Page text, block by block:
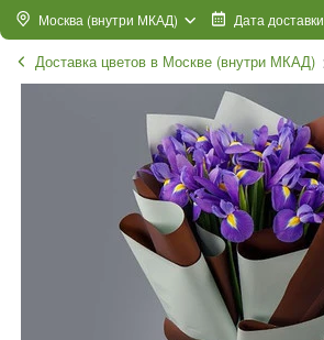
Москва (внутри МКАД) Дата доставки
Доставка цветов в Москве (внутри МКАД)